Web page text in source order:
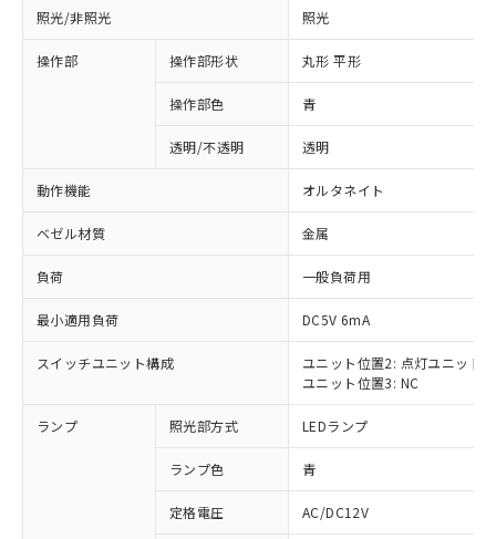
照光/非照光 照光
操作部 操作部形状 丸形 平形
操作部色 青
透明/不透明 透明
動作機能 オルタネイト
ベゼル材質 金属
負荷 一般負荷用
最小適用負荷 DC5V 6mA
スイッチユニット構成
ユニット位置2: 点灯ユニット
ユニット位置3: NC
ランプ 照光部方式 LEDランプ
ランプ色 青
定格電圧 AC/DC12V